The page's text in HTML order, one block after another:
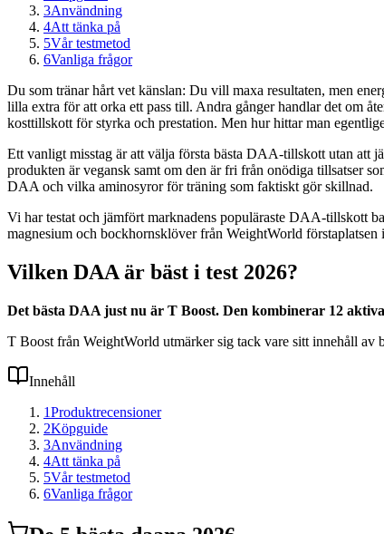
3Användning
4Att tänka på
5Vår testmetod
6Vanliga frågor
Du som tränar hårt vet känslan: Du vill maxa resultaten, men
lilla extra för att orka ett pass till. Andra gånger handlar det om
kosttillskott för styrka och prestation. Men hur hittar man
Ett vanligt misstag är att välja första bästa DAA-tillskott utan att
produkten är vegansk samt om den är fri från onödiga tillsatser
DAA och vilka aminosyror för träning som faktiskt gör skillnad.
Vi har testat och jämfört marknadens populäraste DAA-tillskott
magnesium och bockhornsklöver från WeightWorld
Vilken DAA är bäst i test 2026?
Det bästa DAA just nu är T Boost. Den kombinerar 12
T Boost från WeightWorld utmärker sig tack vare sitt innehåll
Innehåll
1Produktrecensioner
2Köpguide
3Användning
4Att tänka på
5Vår testmetod
6Vanliga frågor